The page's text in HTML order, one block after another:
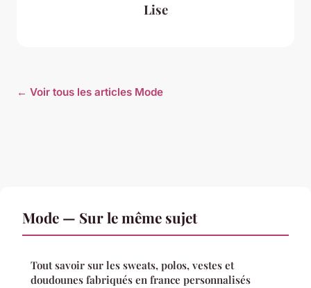
Lise
← Voir tous les articles Mode
Mode — Sur le même sujet
Tout savoir sur les sweats, polos, vestes et
doudounes fabriqués en france personnalisés